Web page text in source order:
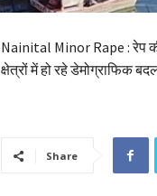
Nainital Minor Rape : रेप
क्षेत्रों में हो रहे डेमोग्राफिक
Share